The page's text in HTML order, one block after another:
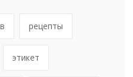
рецепты
этикет